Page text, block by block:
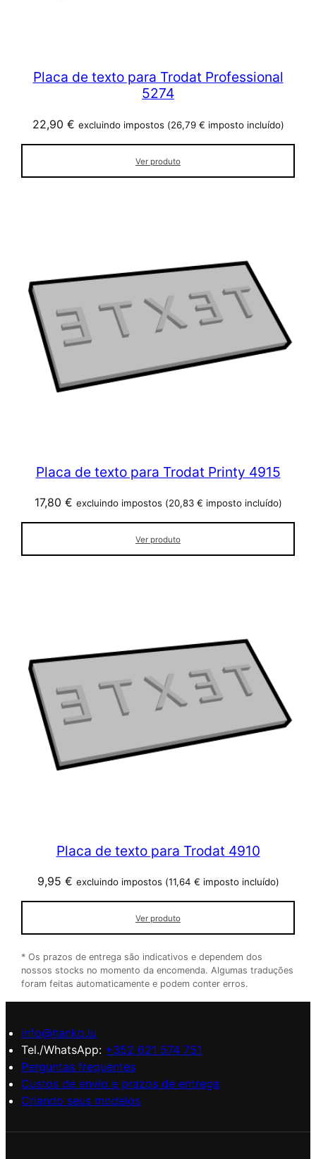
Placa de texto para Trodat Professional
5274
22,90 € excluindo impostos (26,79 € imposto incluído)
Ver produto
Placa de texto para Trodat Printy 4915
17,80 € excluindo impostos (20,83 € imposto incluído)
Ver produto
Placa de texto para Trodat 4910
9,95 € excluindo impostos (11,64 € imposto incluído)
Ver produto
* Os prazos de entrega são indicativos e dependem dos
nossos stocks no momento da encomenda. Algumas traduções
foram feitas automaticamente e podem conter erros.
info@hanko.lu
Tel./WhatsApp: +352 621 574 751
Perguntas frequentes
Custos de envio e prazos de entrega
Criando seus modelos